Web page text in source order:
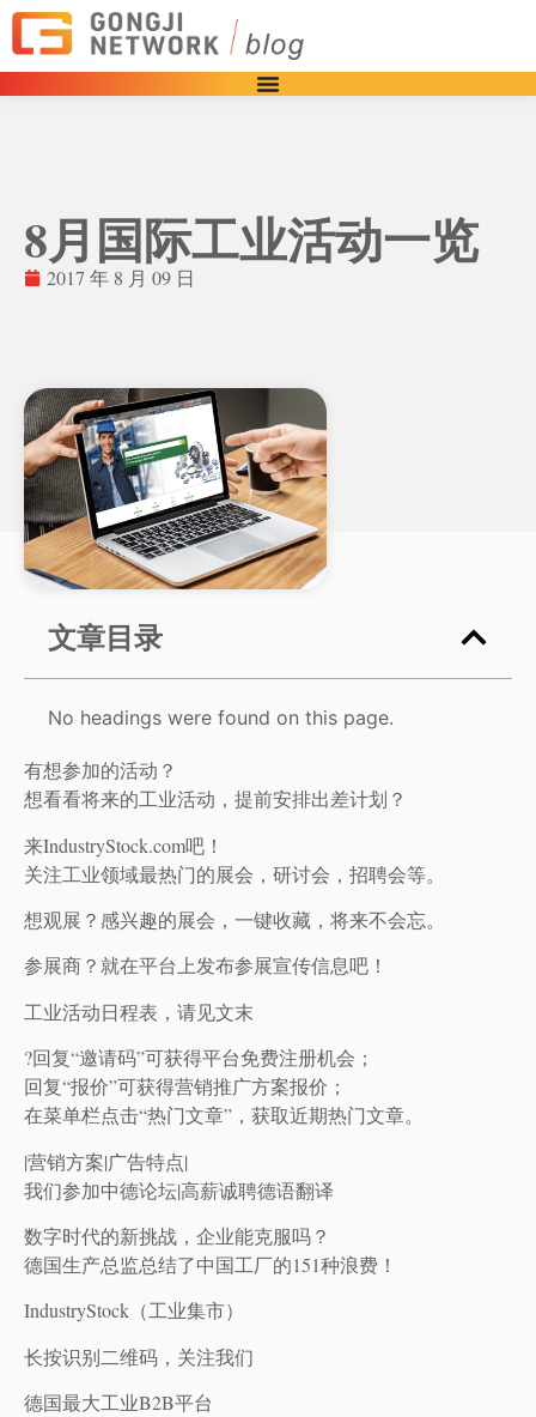
8月国际工业活动一览
2017 年 8 月 09 日
文章目录
No headings were found on this page.
有想参加的活动？
想看看将来的工业活动，提前安排出差计划？
来IndustryStock.com吧！
关注工业领域最热门的展会，研讨会，招聘会等。
想观展？感兴趣的展会，一键收藏，将来不会忘。
参展商？就在平台上发布参展宣传信息吧！
工业活动日程表，请见文末
?回复“邀请码”可获得平台免费注册机会；
回复“报价”可获得营销推广方案报价；
在菜单栏点击“热门文章”，获取近期热门文章。
|营销方案|广告特点|
我们参加中德论坛|高薪诚聘德语翻译
数字时代的新挑战，企业能克服吗？
德国生产总监总结了中国工厂的151种浪费！
IndustryStock（工业集市）
长按识别二维码，关注我们
德国最大工业B2B平台